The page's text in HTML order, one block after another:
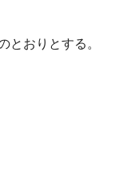
おりとする。